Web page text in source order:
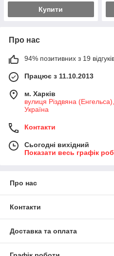
Купити
Про нас
94% позитивних з 19
Працює з 11.10.2013
м. Харків
вулиця Різдвяна
Україна
Контакти
Сьогодні вихідний
Показати весь графік
Про нас
Контакти
Доставка та оплата